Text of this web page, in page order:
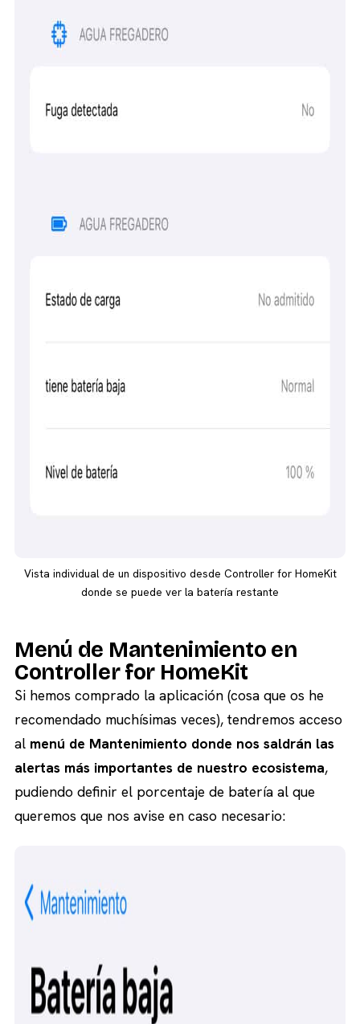
Vista individual de un dispositivo desde Controller for HomeKit
donde se puede ver la batería restante
Menú de Mantenimiento en
Controller for HomeKit
Si hemos comprado la aplicación (cosa que os he
recomendado muchísimas veces), tendremos acceso
al menú de Mantenimiento donde nos saldrán las
alertas más importantes de nuestro ecosistema,
pudiendo definir el porcentaje de batería al que
queremos que nos avise en caso necesario: